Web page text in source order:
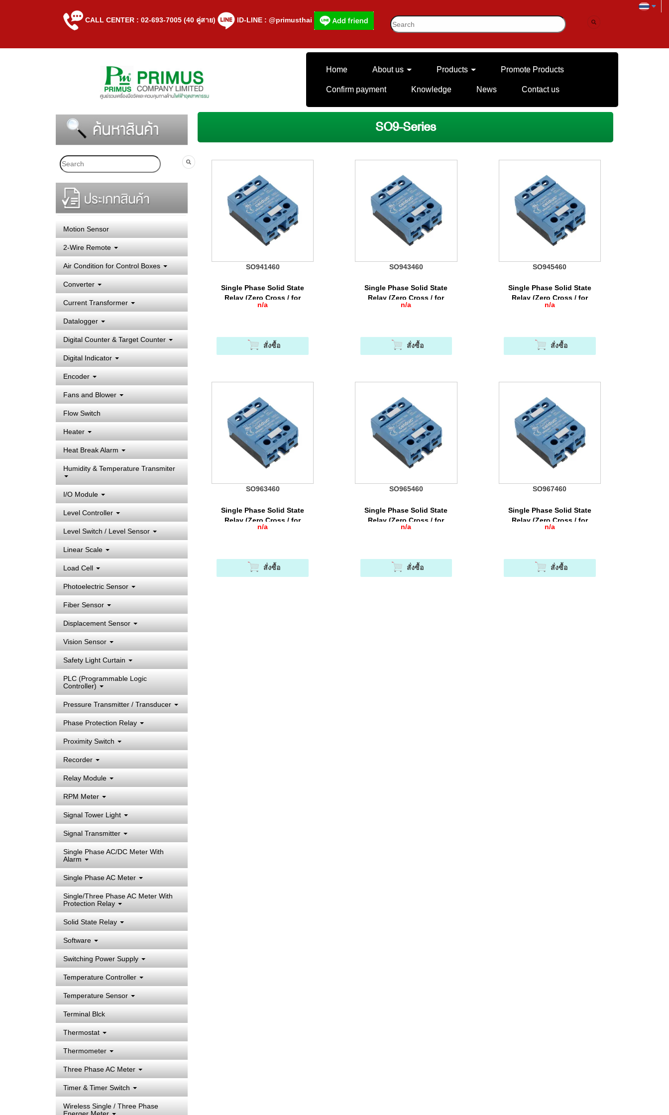
CALL CENTER : 02-693-7005 (40 คู่สาย) lD-LINE : @primusthai
Home About us Products Promote Products
Confirm payment Knowledge News Contact us
Motion Sensor
2-Wire Remote
Air Condition for Control Boxes
Converter
Current Transformer
Datalogger
Digital Counter & Target Counter
Digital Indicator
Encoder
Fans and Blower
Flow Switch
Heater
Heat Break Alarm
Humidity & Temperature Transmiter
I/O Module
Level Controller
Level Switch / Level Sensor
Linear Scale
Load Cell
Photoelectric Sensor
Fiber Sensor
Displacement Sensor
Vision Sensor
Safety Light Curtain
PLC (Programmable Logic
Controller)
Pressure Transmitter / Transducer
Phase Protection Relay
Proximity Switch
Recorder
Relay Module
RPM Meter
Signal Tower Light
Signal Transmitter
Single Phase AC/DC Meter With
Alarm
Single Phase AC Meter
Single/Three Phase AC Meter With
Protection Relay
Solid State Relay
Software
Switching Power Supply
Temperature Controller
Temperature Sensor
Terminal Blck
Thermostat
Thermometer
Three Phase AC Meter
Timer & Timer Switch
Wireless Single / Three Phase
SO9-Series
SO941460
Single Phase Solid State
Relay (Zero Cross / for
Resisitive Load) เป็นโซลิดสเต
n/a
สั่งซื้อ
SO943460
Single Phase Solid State
Relay (Zero Cross / for
Resisitive Load) เป็นโซลิดสเต
n/a
สั่งซื้อ
SO945460
Single Phase Solid State
Relay (Zero Cross / for
Resisitive Load) เป็นโซลิดสเต
n/a
สั่งซื้อ
SO963460
Single Phase Solid State
Relay (Zero Cross / for
Resisitive Load) เป็นโซลิดสเต
n/a
สั่งซื้อ
SO965460
Single Phase Solid State
Relay (Zero Cross / for
Resisitive Load) เป็นโซลิดสเต
n/a
สั่งซื้อ
SO967460
Single Phase Solid State
Relay (Zero Cross / for
Resisitive Load) เป็นโซลิดสเต
n/a
สั่งซื้อ